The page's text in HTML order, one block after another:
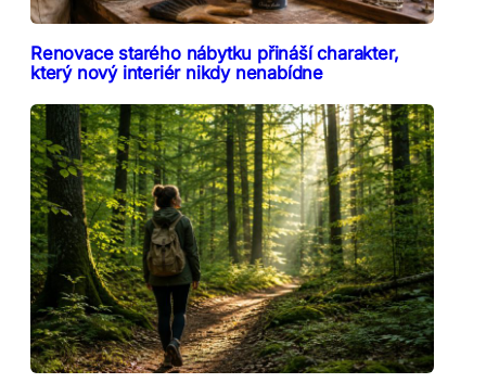
Renovace starého nábytku přináší charakter,
který nový interiér nikdy nenabídne